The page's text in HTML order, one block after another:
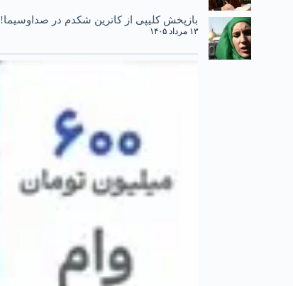
بازپخش کلیپی از کاترین شکدم در صداوسیما!
۱۳ مرداد ۱۴۰۵